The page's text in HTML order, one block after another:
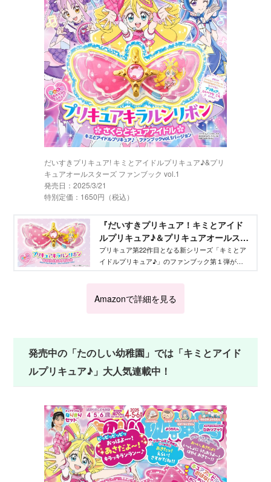
だいすきプリキュア! キミとアイドルプリキュア♪&プリ
キュアオールスターズ ファンブック vol.1
発売日：2025/3/21
特別定価：1650円（税込）
『だいすきプリキュア！キミとアイド
ルプリキュア♪＆プリキュアオールスタ
ーズファンブック vol.１』が3月21日
発売！ 付録は限定「プリキュアキラ
プリキュア第22作目となる新シリーズ「キミとア
イドルプリキュア♪」のファンブック第１弾が
Amazonで詳細を見る
発売中の「たのしい幼稚園」では「キミとアイド
ルプリキュア♪」大人気連載中！